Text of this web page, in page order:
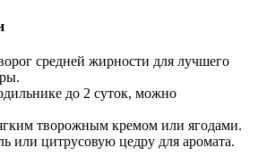
средней жирности для лучшего
до 2 суток, можно
творожным кремом или ягодами.
или цитрусовую цедру для аромата.